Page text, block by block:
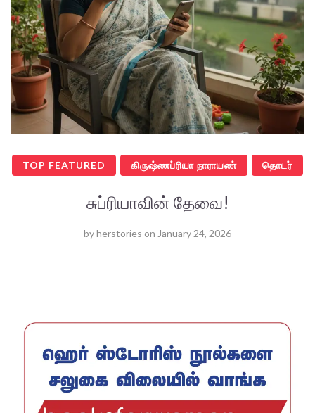
TOP FEATURED கிருஷ்ணப்ரியா நாராயண் தொடர்
சுப்ரியாவின் தேவை!
byherstories on January 24, 2026